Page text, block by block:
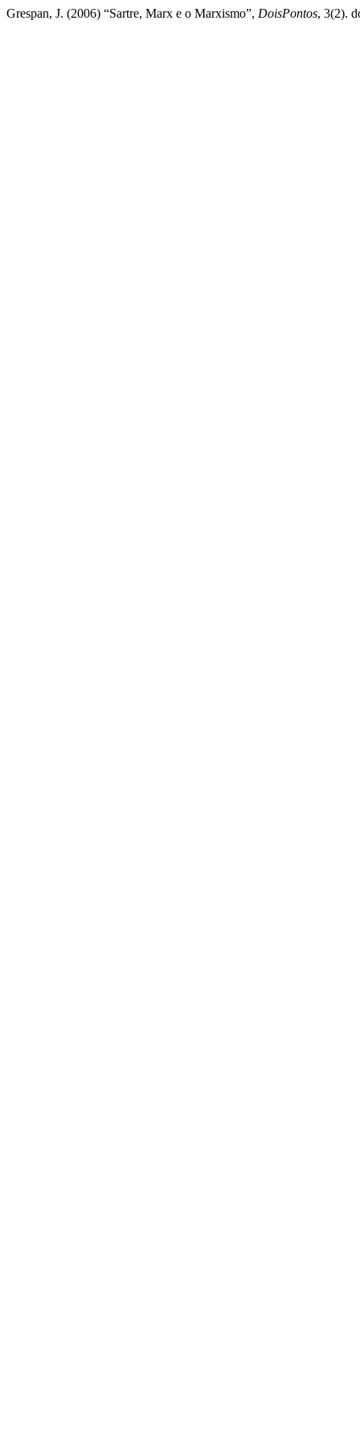
Grespan, J. (2006) “Sartre, Marx e o Marxismo”, DoisPontos, 3(2).